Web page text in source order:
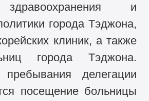
и
города Тэджона,
клиник, а также
города Тэджона.
делегации
посещение больницы